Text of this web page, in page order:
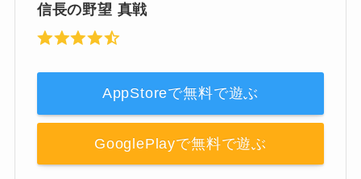
信長の野望 真戦
AppStoreで無料で遊ぶ
GooglePlayで無料で遊ぶ